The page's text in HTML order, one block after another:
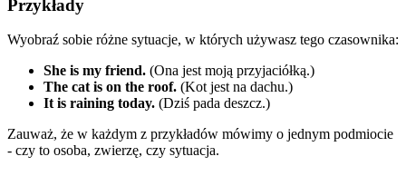
Przykłady
Wyobraź sobie różne sytuacje, w których używasz tego czasownika:
She is my friend. (Ona jest moją przyjaciółką.)
The cat is on the roof. (Kot jest na dachu.)
It is raining today. (Dziś pada deszcz.)
Zauważ, że w każdym z przykładów mówimy o jednym podmiocie
- czy to osoba, zwierzę, czy sytuacja.